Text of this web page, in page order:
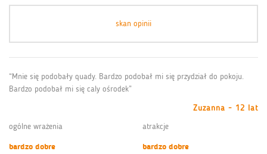
skan opinii
“Mnie się podobały quady. Bardzo podobał mi się przydział do pokoju.
Bardzo podobał mi się caly ośrodek”
Zuzanna - 12 lat
ogólne wrażenia
bardzo dobre
atrakcje
bardzo dobre